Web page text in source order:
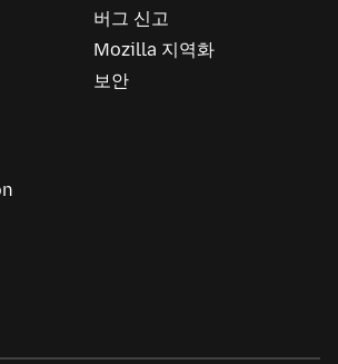
버그 신고
Mozilla 지역화
보안